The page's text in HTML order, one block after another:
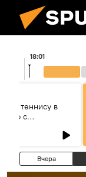
18:01
по теннису в
с
Вчера